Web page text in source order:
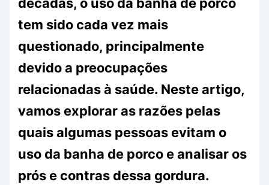
tem sido cada vez mais
questionado, principalmente
devido a preocupações
relacionadas à saúde. Neste artigo,
vamos explorar as razões pelas
quais algumas pessoas evitam o
uso da banha de porco e analisar os
prós e contras dessa gordura.